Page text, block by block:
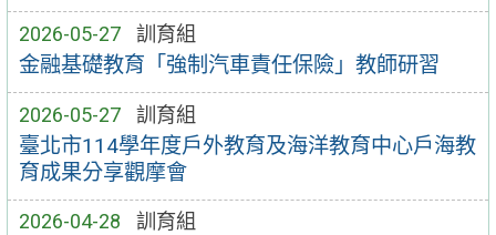
2026-05-27 訓育組
金融基礎教育「強制汽車責任保險」教師研習
2026-05-27 訓育組
臺北市114學年度戶外教育及海洋教育中心戶海教
育成果分享觀摩會
2026-04-28 訓育組